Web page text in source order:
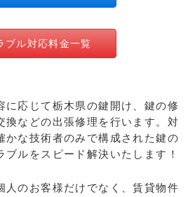
ブル対応料金一覧
に応じて栃木県の鍵開け、鍵の修
換などの出張修理を行います。対
かな技術者のみで構成された鍵の
ブルをスピード解決いたします！
人のお客様だけでなく、賃貸物件